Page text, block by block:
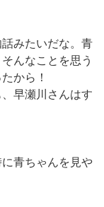
みたいだな。青
んなことを思う
から！
早瀬川さんはす
青ちゃんを見や